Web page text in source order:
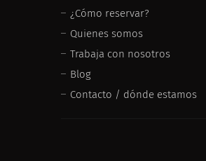
¿Cómo reservar?
Quienes somos
Trabaja con nosotros
Blog
Contacto / dónde estamos